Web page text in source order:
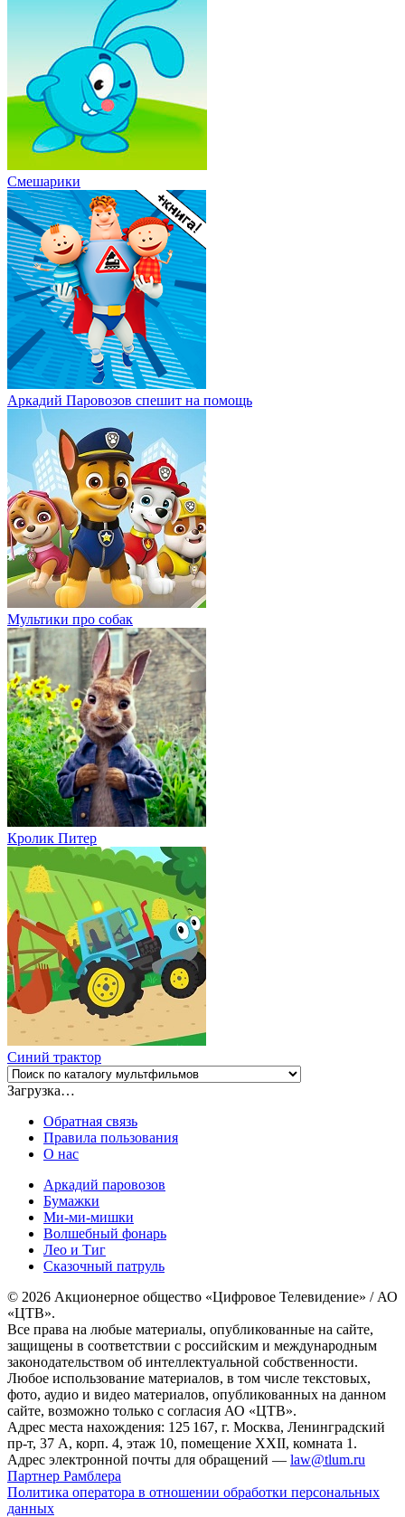
Смешарики
Аркадий Паровозов спешит на помощь
Мультики про собак
Кролик Питер
Синий трактор
Загрузка…
Обратная связь
Правила пользования
О нас
Аркадий паровозов
Бумажки
Ми-ми-мишки
Волшебный фонарь
Лео и Тиг
Сказочный патруль
© 2026 Акционерное общество «Цифровое Телевидение» / АО
«ЦТВ».
Все права на любые материалы, опубликованные на сайте,
защищены в соответствии с российским и международным
законодательством об интеллектуальной собственности.
Любое использование материалов, в том числе текстовых,
фото, аудио и видео материалов, опубликованных на данном
сайте, возможно только с согласия АО «ЦТВ».
Адрес места нахождения: 125 167, г. Москва, Ленинградский
пр-т, 37 А, корп. 4, этаж 10, помещение XXII, комната 1.
Адрес электронной почты для обращений — law@tlum.ru
Партнер Рамблера
Политика оператора в отношении обработки персональных
данных